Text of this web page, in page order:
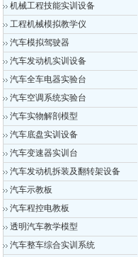
机械工程技能实训设备
工程机械模拟教学仪
汽车模拟驾驶器
汽车发动机实训设备
汽车全车电器实验台
汽车空调系统实验台
汽车实物解剖模型
汽车底盘实训设备
汽车变速器实训台
汽车发动机拆装及翻转架设备
汽车示教板
汽车程控电教板
透明汽车教学模型
汽车整车综合实训系统